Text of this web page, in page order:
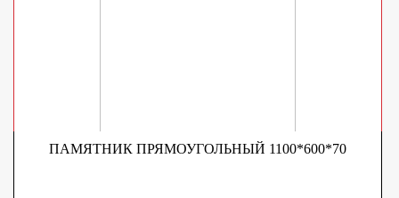
ПАМЯТНИК ПРЯМОУГОЛЬНЫЙ 1100*600*70